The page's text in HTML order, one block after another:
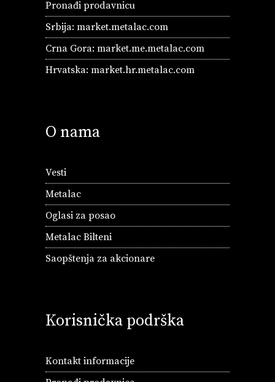
Pronađi prodavnicu
Srbija: market.metalac.com
Crna Gora: market.me.metalac.com
Hrvatska: market.hr.metalac.com
O nama
Vesti
Metalac
Oglasi za posao
Metalac Bilteni
Saopštenja za akcionare
Korisnička podrška
Kontakt informacije